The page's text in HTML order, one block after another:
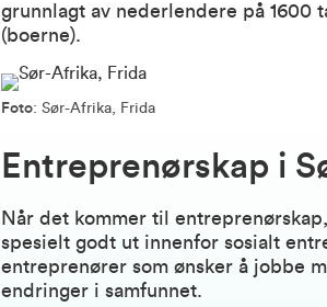
grunnlagt av nederlendere på
(boerne).
Foto: Sør-Afrika, Frida
Entreprenørskap i
Når det kommer til
spesielt godt ut innenfor sosialt
entreprenører som ønsker å jobbe
endringer i samfunnet.